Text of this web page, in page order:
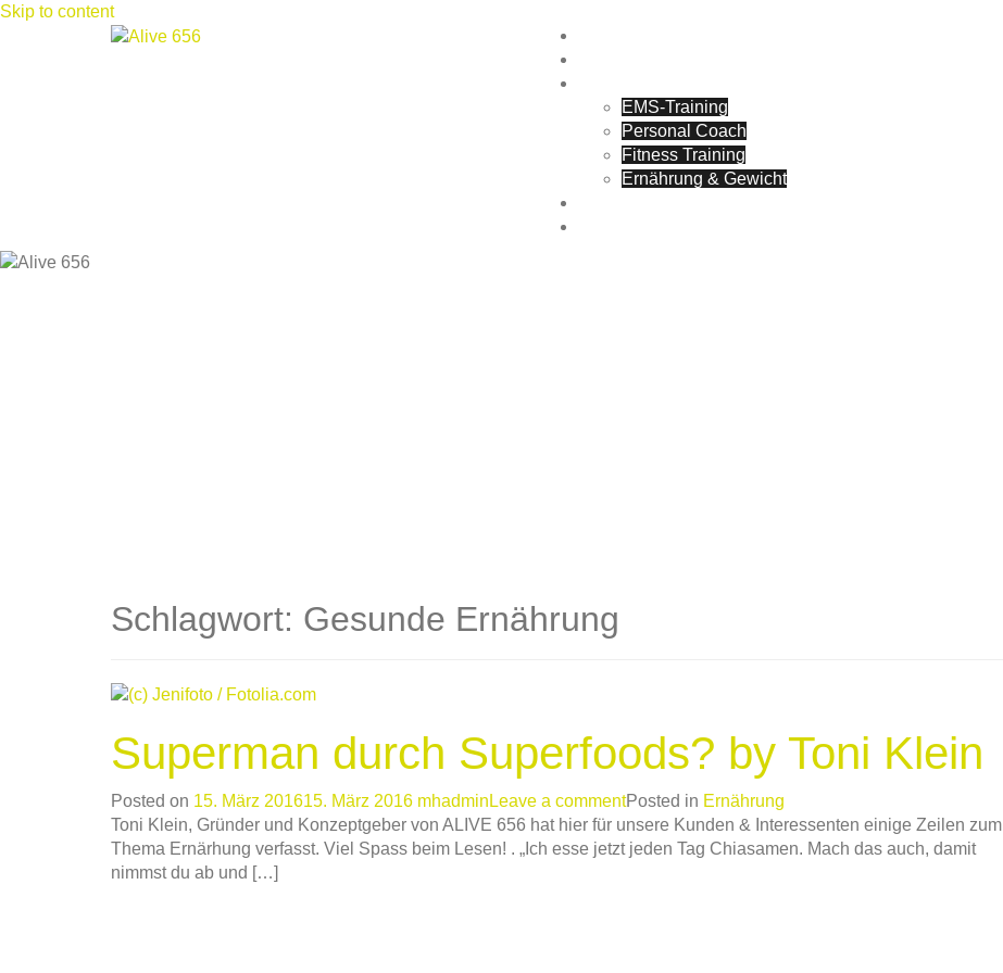
Skip to content
EMS-Training
Personal Coach
Fitness Training
Ernährung & Gewicht
Schlagwort: Gesunde Ernährung
Superman durch Superfoods? by Toni Klein
Posted on 15. März 201615. März 2016 mhadmin Leave a commentPosted in Ernährung
Toni Klein, Gründer und Konzeptgeber von ALIVE 656 hat hier für unsere Kunden & Interessenten einige Zeilen zum
Thema Ernärhung verfasst. Viel Spass beim Lesen! . „Ich esse jetzt jeden Tag Chiasamen. Mach das auch, damit
nimmst du ab und […]